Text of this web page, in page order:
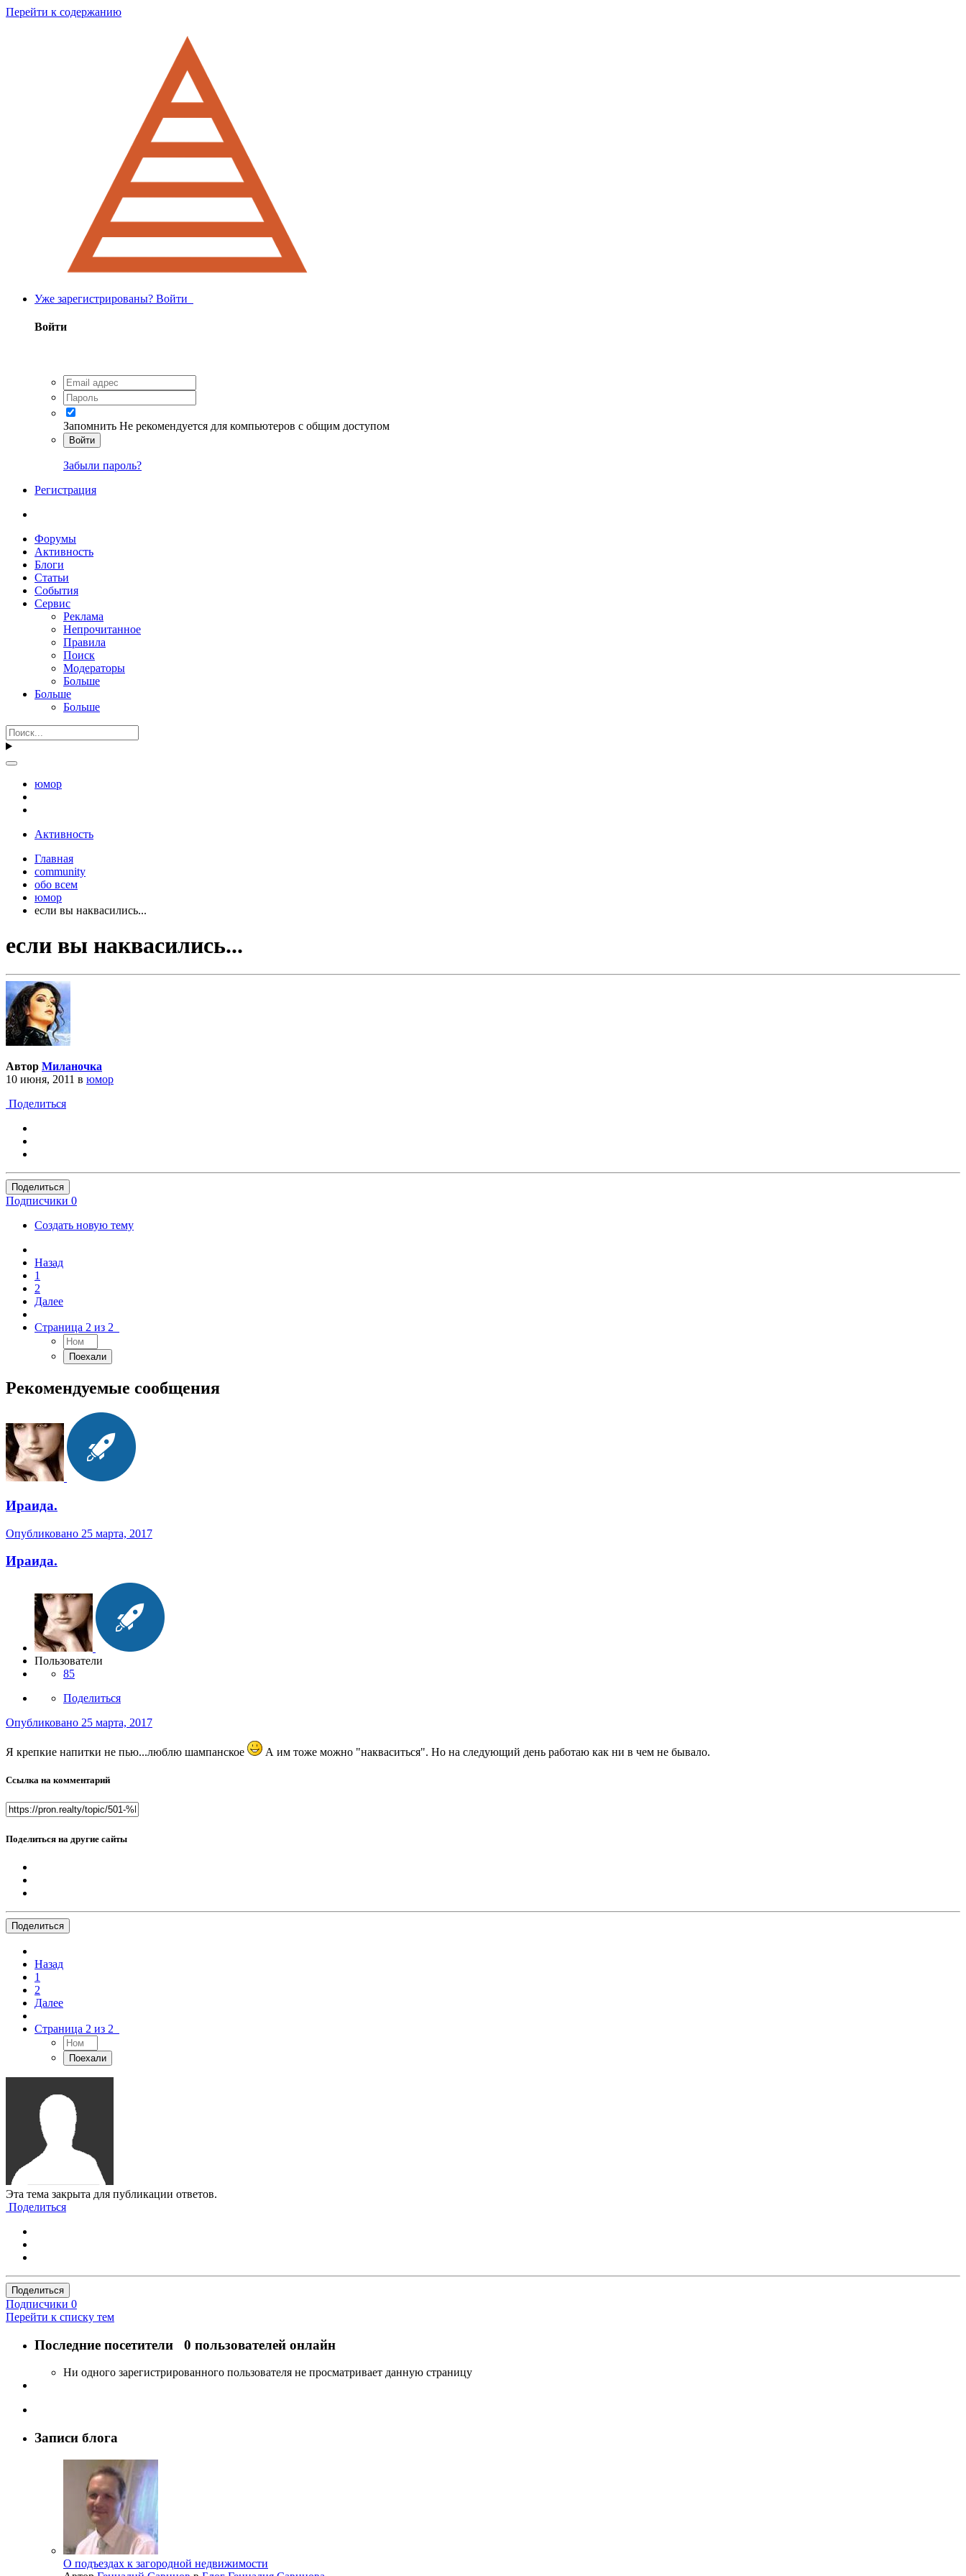
Перейти к содержанию
Уже зарегистрированы? Войти
Войти
Запомнить Не рекомендуется для компьютеров с общим доступом
Войти
Забыли пароль?
Регистрация
Форумы
Активность
Блоги
Статьи
События
Сервис
Реклама
Непрочитанное
Правила
Поиск
Модераторы
Больше
Больше
Больше
юмор
Активность
Главная
community
обо всем
юмор
если вы наквасились...
если вы наквасились...
Автор Миланочка
10 июня, 2011 в юмор
Поделиться
Поделиться
Подписчики 0
Создать новую тему
Назад
1
2
Далее
Страница 2 из 2
Рекомендуемые сообщения
Ираида.
Опубликовано 25 марта, 2017
Ираида.
Пользователи
85
Поделиться
Опубликовано 25 марта, 2017
Я крепкие напитки не пью...люблю шампанское А им тоже можно "накваситься". Но на следующий день работаю как ни в чем не бывало.
Ссылка на комментарий
Поделиться на другие сайты
Поделиться
Назад
1
2
Далее
Страница 2 из 2
Эта тема закрыта для публикации ответов.
Поделиться
Поделиться
Подписчики 0
Перейти к списку тем
Последние посетители 0 пользователей онлайн
Ни одного зарегистрированного пользователя не просматривает данную страницу
Записи блога
О подъездах к загородной недвижимости